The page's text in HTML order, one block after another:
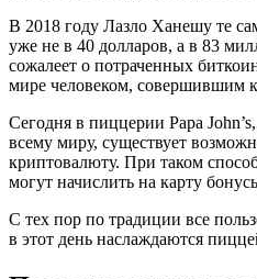
В 2018 году Лазло Ханешу те
уже не в 40 долларов, а в 83
сожалеет о потраченных
мире человеком, совершившим
Сегодня в пиццерии Papa
всему миру, существует
криптовалюту. При таком
могут начислить на карту
С тех пор по традиции все
в этот день наслаждаются